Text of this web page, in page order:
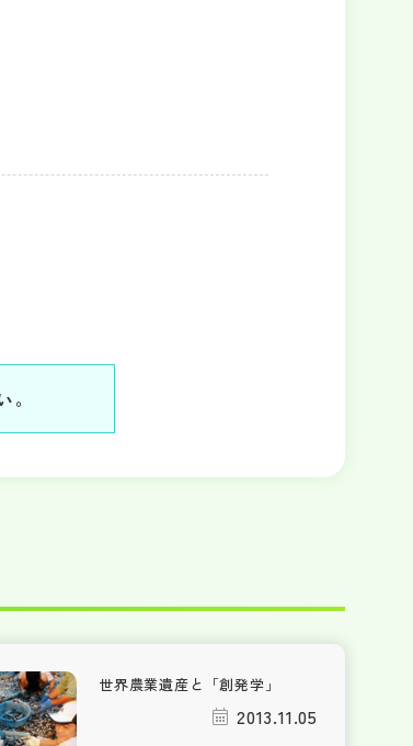
。
世界農業遺産と「創発学」
2013.11.05